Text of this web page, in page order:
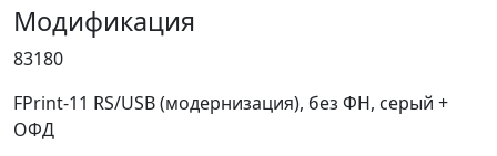
Модификация
83180
FPrint-11 RS/USB (модернизация), без ФН, серый +
ОФД